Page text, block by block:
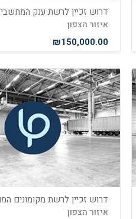
דרוש זכיין לרשת ענק
איזור הצפון
₪150,000.00
איזור הצפון